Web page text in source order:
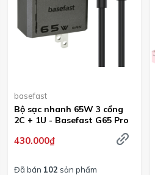
basefast
Bộ sạc nhanh 65W 3 cổng
2C + 1U - Basefast G65 Pro
430.000₫
Đã bán 102 sản phẩm